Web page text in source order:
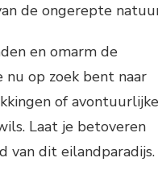
de ongerepte
en omarm de
nu op zoek bent naar
of avontuurlijke
Laat je betoveren
van dit eilandparadijs.